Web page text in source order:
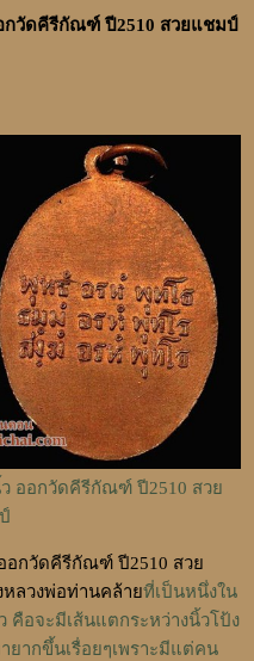
กวัดคีรีกัณฑ์ ปี2510 สวยแชมป์
ออกวัดคีรีกัณฑ์ ปี2510 สวย
อกวัดคีรีกัณฑ์ ปี2510 สวย
หลวงพ่อท่านคล้ายที่เป็นหนึ่งใน
อจะมีเส้นแตกระหว่างนิ้วโป้ง
ากขึ้นเรื่อยๆเพราะมีแต่คน